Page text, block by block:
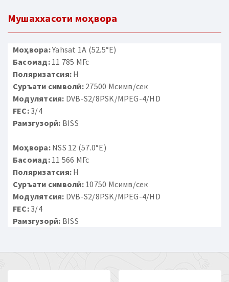
Мушаххасоти моҳвора
Моҳвора:Yahsat 1A (52.5°E)
Басомад:11 785 МГс
Поляризатсия: H
Суръати символӣ:27500 Мсимв/сек
Модулятсия: DVB-S2/8PSK/MPEG-4/HD
FEC:3/4
Рамзгузорӣ: BISS
Моҳвора:NSS 12 (57.0°E)
Басомад:11 566 МГс
Поляризатсия: H
Суръати символӣ:10750 Мсимв/сек
Модулятсия: DVB-S2/8PSK/MPEG-4/HD
FEC:3/4
Рамзгузорӣ: BISS